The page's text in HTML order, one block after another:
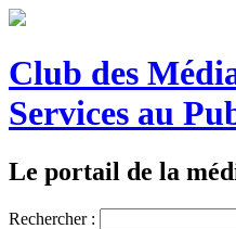
Club des
Services au
Le portail de la
Rechercher :